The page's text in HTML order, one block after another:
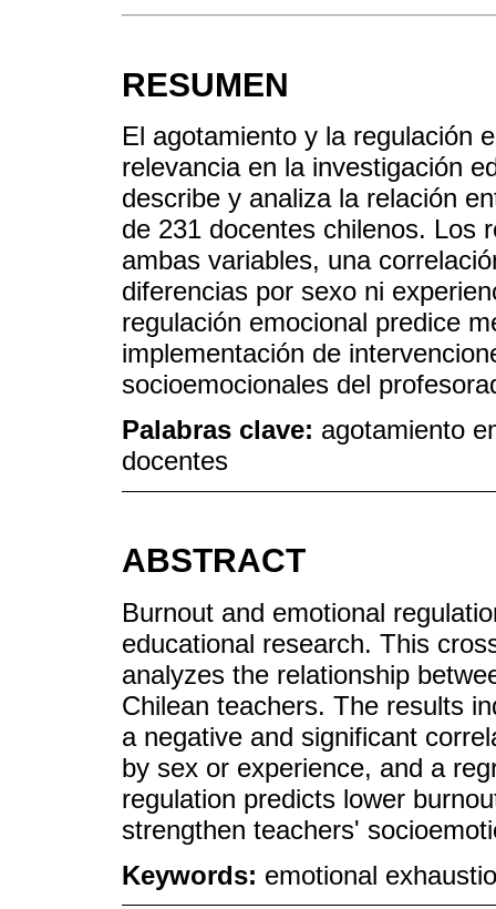
RESUMEN
El agotamiento y la regulación
relevancia en la investigación
describe y analiza la relación
de 231 docentes chilenos. Los
ambas variables, una
diferencias por sexo ni
regulación emocional predice
implementación de
socioemocionales del
Palabras clave: agotamiento
docentes
ABSTRACT
Burnout and emotional
educational research. This
analyzes the relationship
Chilean teachers. The results
a negative and significant
by sex or experience, and a
regulation predicts lower
strengthen teachers'
Keywords: emotional